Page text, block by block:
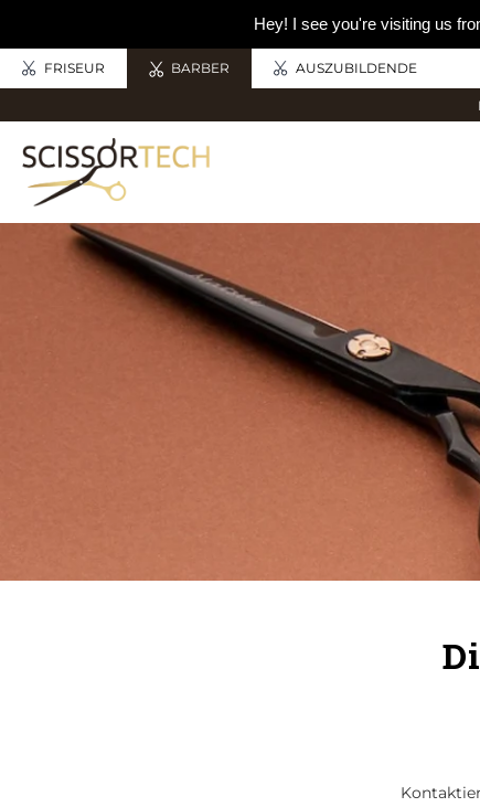
Hey! I see you're visiting us
FRISEUR BARBER AUSZUBILDENDE